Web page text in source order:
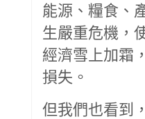
能源、糧食、
生嚴重危機，
經濟雪上加霜
損失。
但我們也看到